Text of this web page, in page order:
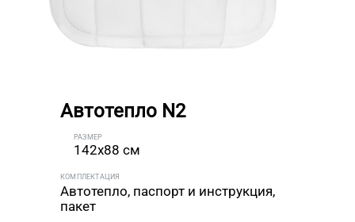
Автотепло N2
РАЗМЕР
142x88 см
КОМПЛЕКТАЦИЯ
Автотепло, паспорт и инструкция,
пакет